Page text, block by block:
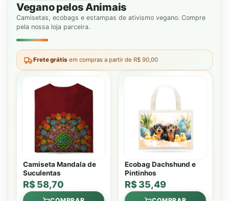
Vegano pelos Animais
Camisetas, ecobags e estampas de ativismo vegano. Compre
pela nossa loja parceira.
Frete grátis em compras a partir de R$ 90,00
Camiseta Mandala de
Suculentas
R$ 58,70
Ecobag Dachshund e
Pintinhos
R$ 35,49